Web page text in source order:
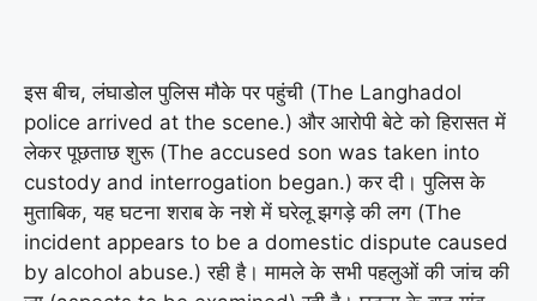
इस बीच, लंघाडोल पुलिस मौके पर पहुंची (The Langhadol
police arrived at the scene.) और आरोपी बेटे को हिरासत में
लेकर पूछताछ शुरू (The accused son was taken into
custody and interrogation began.) कर दी। पुलिस के
मुताबिक, यह घटना शराब के नशे में घरेलू झगड़े की लग (The
incident appears to be a domestic dispute caused
by alcohol abuse.) रही है। मामले के सभी पहलुओं की जांच की